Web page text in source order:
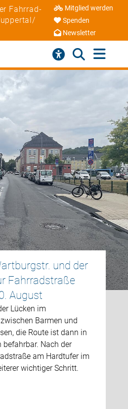
Fahrrad-
Mitglied werden
Spenden
Newsletter
– Was kann
Europas
lernen?
Diskussion am 14.
im Forum der
Viele europäische
Raum in den
grundlegend
lässt sich auf